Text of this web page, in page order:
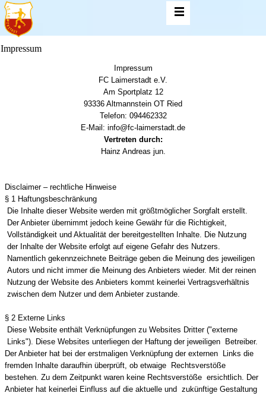
Impressum
Impressum
FC Laimerstadt e.V.
Am Sportplatz 12
93336 Altmannstein OT Ried
Telefon: 094462332
E-Mail: info@fc-laimerstadt.de
Vertreten durch:
Hainz Andreas jun.
Disclaimer – rechtliche Hinweise
§ 1 Haftungsbeschränkung
Die Inhalte dieser Website werden mit größtmöglicher Sorgfalt erstellt.
Der Anbieter übernimmt jedoch keine Gewähr für die Richtigkeit,
Vollständigkeit und Aktualität der bereitgestellten Inhalte. Die Nutzung
der Inhalte der Website erfolgt auf eigene Gefahr des Nutzers.
Namentlich gekennzeichnete Beiträge geben die Meinung des jeweiligen
Autors und nicht immer die Meinung des Anbieters wieder. Mit der reinen
Nutzung der Website des Anbieters kommt keinerlei Vertragsverhältnis
zwischen dem Nutzer und dem Anbieter zustande.
§ 2 Externe Links
Diese Website enthält Verknüpfungen zu Websites Dritter ("externe
Links"). Diese Websites unterliegen der Haftung der jeweiligen Betreiber.
Der Anbieter hat bei der erstmaligen Verknüpfung der externen Links die
fremden Inhalte daraufhin überprüft, ob etwaige Rechtsverstöße
bestehen. Zu dem Zeitpunkt waren keine Rechtsverstöße ersichtlich. Der
Anbieter hat keinerlei Einfluss auf die aktuelle und zukünftige Gestaltung